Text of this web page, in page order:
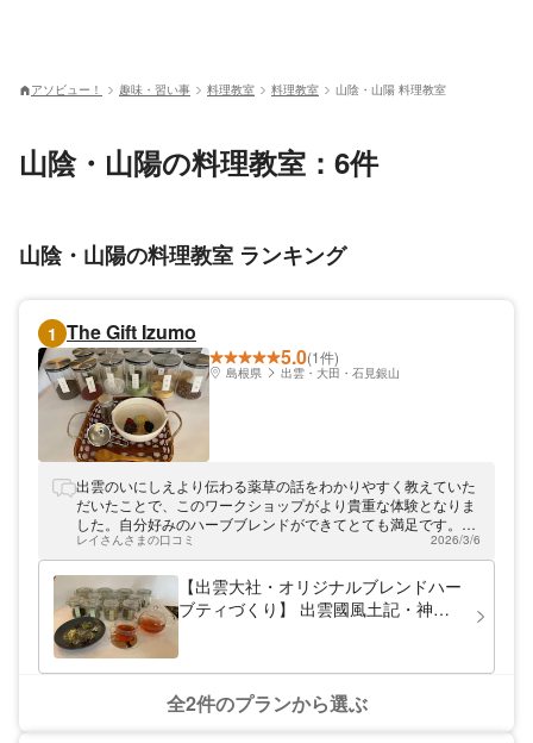
アソビュー！ 趣味・習い事 料理教室 料理教室 山陰・山陽 料理教室
山陰・山陽の料理教室：6件
山陰・山陽の料理教室 ランキング
1 The Gift Izumo
5.0(1件)
島根県 出雲・大田・石見銀山
出雲のいにしえより伝わる薬草の話をわかりやすく教えていた
だいたことで、このワークショップがより貴重な体験となりま
した。自分好みのハーブブレンドができてとても満足です。
色々なお料理に使って、楽しみます！
レイさんさまの口コミ 2026/3/6
【出雲大社・オリジナルブレンドハー
ブティづくり】 出雲國風土記・神話
てオリジナルのお茶をブレンド出来ま
す！
全2件のプランから選ぶ